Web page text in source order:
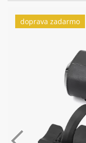
Řazení:
Kazeta:
doprava zadarmo